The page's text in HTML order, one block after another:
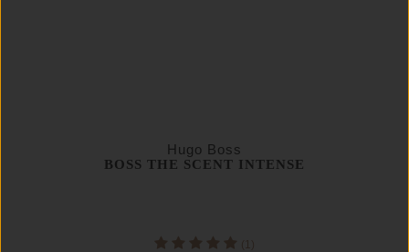
Hugo Boss
BOSS THE SCENT INTENSE
(1)